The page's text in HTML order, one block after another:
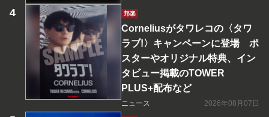
邦楽
Corneliusがタワレコの〈タワ
ラブ!〉キャンペーンに登場 ポ
スターやオリジナル特典、イン
タビュー掲載のTOWER
PLUS+配布など
ニュース 2026年08月07日